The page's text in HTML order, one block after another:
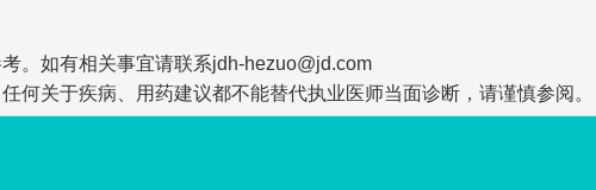
。如有相关事宜请联系jdh-hezuo@jd.com
何关于疾病、用药建议都不能替代执业医师当面诊断，请谨慎参阅。